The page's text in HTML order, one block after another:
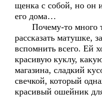
щенка с собой, но он
его дома…
Почему-то много
рассказать матушке,
вспомнить всего. Ей
красивую куклу,
магазина, сладкий
свечкой, который
красивый ошейник